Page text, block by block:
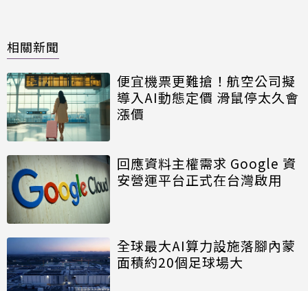
相關新聞
便宜機票更難搶！航空公司擬
導入AI動態定價 滑鼠停太久會
漲價
回應資料主權需求 Google 資
安營運平台正式在台灣啟用
全球最大AI算力設施落腳內蒙
面積約20個足球場大